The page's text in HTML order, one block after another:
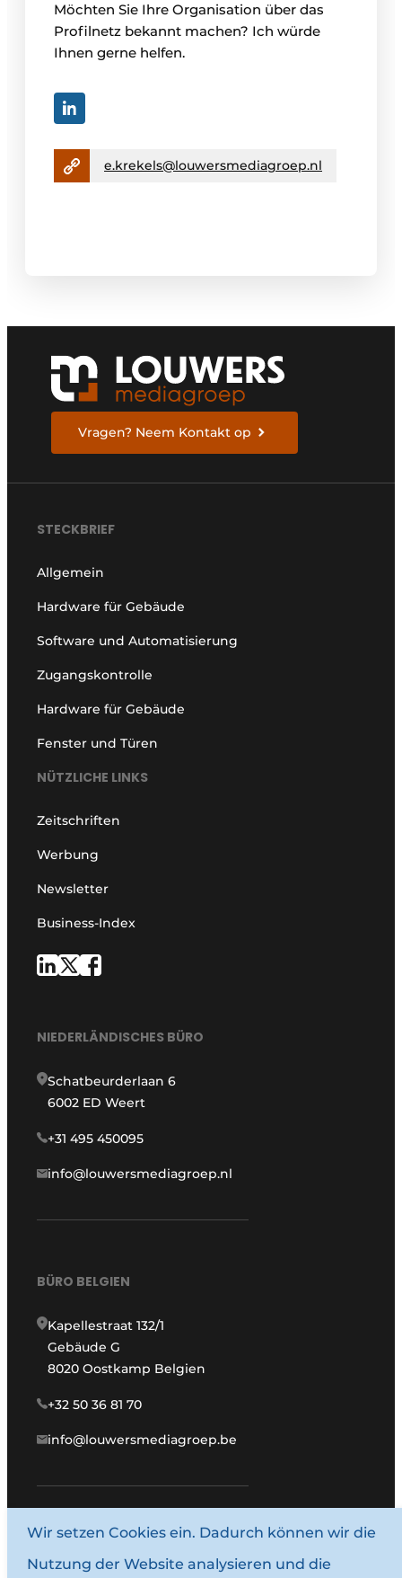
Möchten Sie Ihre Organisation über das
Profilnetz bekannt machen? Ich würde
Ihnen gerne helfen.
e.krekels@louwersmediagroep.nl
Vragen? Neem Kontakt op
STECKBRIEF
Allgemein
Hardware für Gebäude
Software und Automatisierung
Zugangskontrolle
Hardware für Gebäude
Fenster und Türen
NÜTZLICHE LINKS
Zeitschriften
Werbung
Newsletter
Business-Index
NIEDERLÄNDISCHES BÜRO
Schatbeurderlaan 6
6002 ED Weert
+31 495 450095
info@louwersmediagroep.nl
BÜRO BELGIEN
Kapellestraat 132/1
Gebäude G
8020 Oostkamp Belgien
+32 50 36 81 70
info@louwersmediagroep.be
www.louwersmediagroep.com
© 1987–2026 Louwersmediagroep.
Wir setzen Cookies ein. Dadurch können wir die
Nutzung der Website analysieren und die